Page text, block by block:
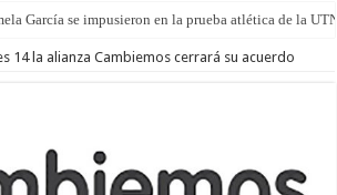
García se impusieron en la prueba atlética de la
14 la alianza Cambiemos cerrará su acuerdo